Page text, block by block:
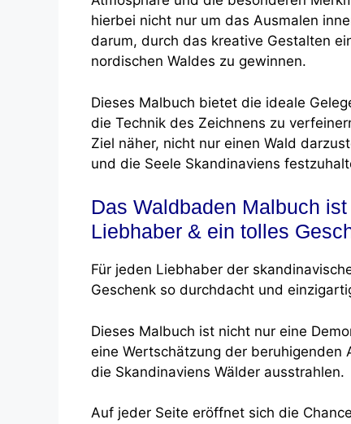
hierbei nicht nur um das Ausmalen
darum, durch das kreative Gestalten
nordischen Waldes zu gewinnen.
Dieses Malbuch bietet die ideale
die Technik des Zeichnens zu
Ziel näher, nicht nur einen Wald
und die Seele Skandinaviens
Das Waldbaden Malbuch
Liebhaber & ein tolles
Für jeden Liebhaber der
Geschenk so durchdacht und
Dieses Malbuch ist nicht nur eine
eine Wertschätzung der beruhigenden
die Skandinaviens Wälder ausstrahlen.
Auf jeder Seite eröffnet sich die